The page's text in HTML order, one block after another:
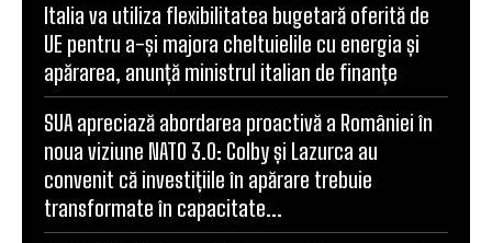
Italia va utiliza flexibilitatea bugetară oferită de
UE pentru a-și majora cheltuielile cu energia și
apărarea, anunță ministrul italian de finanțe
SUA apreciază abordarea proactivă a României în
noua viziune NATO 3.0: Colby și Lazurca au
convenit că investițiile în apărare trebuie
transformate în capacitate...